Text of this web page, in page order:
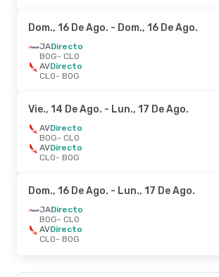
Dom., 16 De Ago. - Dom., 16 De Ago.
JADirecto
BOG- CLO
AVDirecto
CLO- BOG
Vie., 14 De Ago. - Lun., 17 De Ago.
AVDirecto
BOG- CLO
AVDirecto
CLO- BOG
Dom., 16 De Ago. - Lun., 17 De Ago.
JADirecto
BOG- CLO
AVDirecto
CLO- BOG